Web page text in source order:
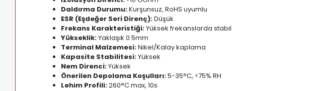
Daldırma Durumu:Kurşunsuz, RoHS uyumlu
ESR (Eşdeğer Seri Direnç):Düşük
Frekans Karakteristiği:Yüksek frekanslarda stabil
Yükseklik:Yaklaşık 0.5mm
Terminal Malzemesi:Nikel/Kalay kaplama
Kapasite Stabilitesi:Yüksek
Nem Direnci:Yüksek
Önerilen Depolama Koşulları:5-35°C, <75% RH
Lehim Profili:260°C max, 10s